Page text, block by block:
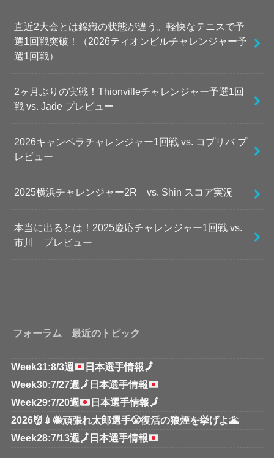
直近2大会とは錦織の状態が違う。軽快なテニスで予
選1回戦突破！（2026ティオンビルチャレンジャー予
選1回戦）
2ヶ月ぶりの実戦！Thionvilleチャレンジャー予選1回
戦 vs. Jade プレビュー
2026キャンベラチャレンジャー1回戦 vs. コプリバ プ
レビュー
2025横浜チャレンジャー2R vs. Shin スコア実況
本当に出るとは！2025慶応チャレンジャー1回戦 vs.
市川 プレビュー
フォーラム 最近のトピック
Week31:8/3週 日本選手情報🗾
Week30:7/27週 🗾 日本選手情報
Week29:7/20週
日本選手情報🗾
2026👹💉🐝頑張れ太郎選手😤復活の狼煙を挙げよ🌋
Week28:7/13週 🗾 日本選手情報